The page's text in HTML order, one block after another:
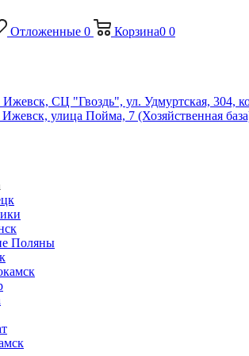
Отложенные 0 Корзина0 0
Ижевск, СЦ "Гвоздь", ул. Удмуртская, 304,
Ижевск, улица Пойма, 7 (Хозяйственная
Поляны